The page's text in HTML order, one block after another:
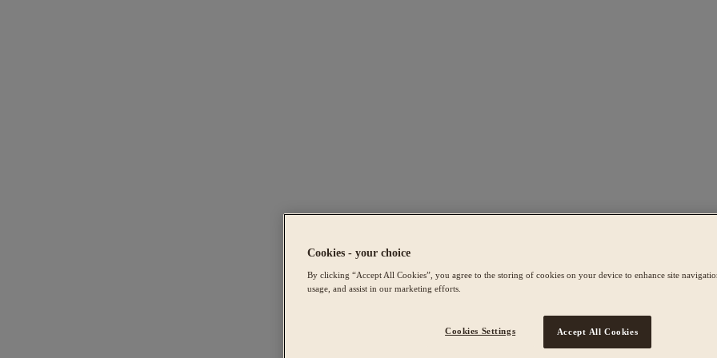
Cookies - your choice
By clicking “Accept All Cookies”, you agree to the storing of cookies on your device to enhance site
usage, and assist in our marketing efforts.
Cookies Settings Accept All Cookies